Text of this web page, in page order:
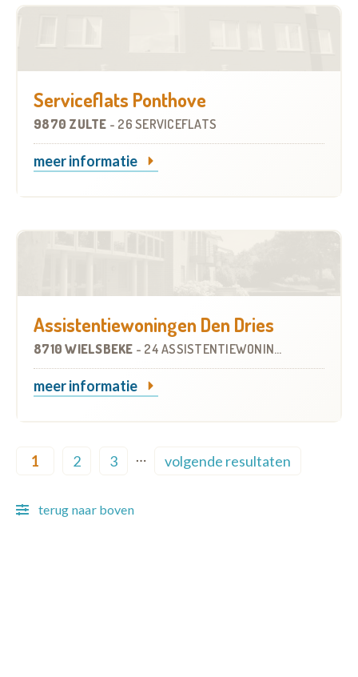
Serviceflats Ponthove
9870 ZULTE - 26 SERVICEFLATS
meer informatie
Assistentiewoningen Den Dries
8710 WIELSBEKE - 24 ASSISTENTIEWONINGEN
meer informatie
1 2 3
…
volgende resultaten
terug naar boven